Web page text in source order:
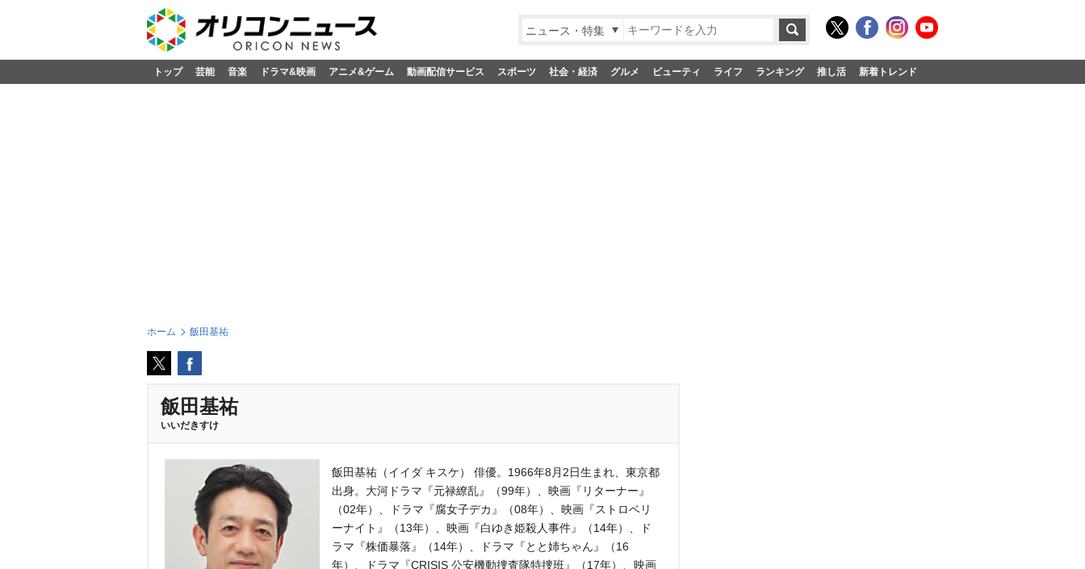
ニュース・特集
トップ 芸能 音楽 ドラマ&映画 アニメ&ゲーム 動画配信サービス スポーツ 社会・経済 グルメ ビューティ ライフ ランキング 推し活 新着トレンド
ホーム 飯田基祐
飯田基祐
いいだきすけ
飯田基祐（イイダ キスケ） 俳優。1966年8月2日生まれ、東京都
出身。大河ドラマ『元禄繚乱』（99年）、映画『リターナー』
（02年）、ドラマ『腐女子デカ』（08年）、映画『ストロベリ
ーナイト』（13年）、映画『白ゆき姫殺人事件』（14年）、ド
ラマ『株価暴落』（14年）、ドラマ『とと姉ちゃん』（16
年）、ドラマ『CRISIS 公安機動捜査隊特捜班』（17年）、映画